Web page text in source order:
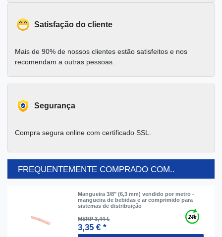
Satisfação do cliente
Mais de 90% de nossos clientes estão satisfeitos e nos
recomendam a outras pessoas.
Segurança
Compra segura online com certificado SSL.
FREQUENTEMENTE COMPRADO COM..
Mangueira 3/8" (6,3 mm) vendido por metro -
mangueira de bebidas e ar comprimido para
sistemas de distribuição
MSRP 3,44 €
3,35 € *